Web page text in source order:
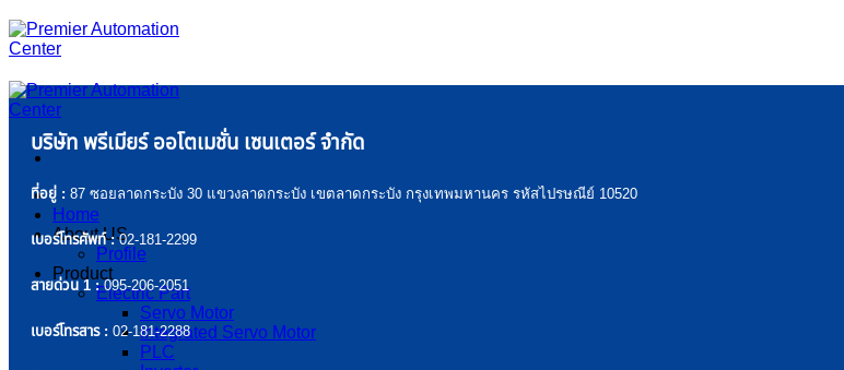
ข้าม
ไป
เนื้อหา
Home
About US
Profile
Product
Electric Part
Servo Motor
Integrated Servo Motor
PLC
บริษัท พรีเมียร์ ออโตเมชั่น เซนเตอร์ จำกัด
ที่อยู่ : 87 ซอยลาดกระบัง 30 แขวงลาดกระบัง เขตลาดกระบัง กรุงเทพมหานคร รหัสไปรษณีย์ 10520
เบอร์โทรศัพท์ :02-181-2299
สายด่วน 1 :095-206-2051
เบอร์โทรสาร : 02-181-2288